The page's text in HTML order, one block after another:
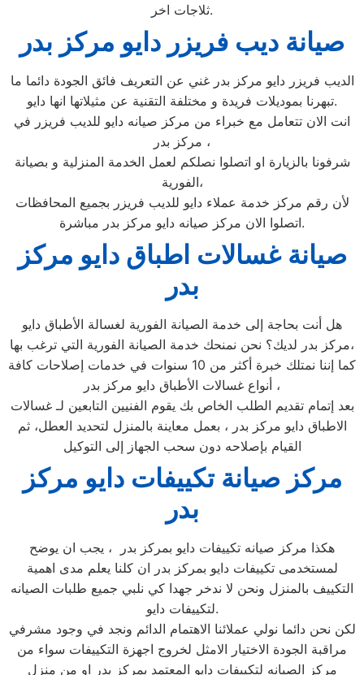
ثلاجات اخر.
صيانة ديب فريزر دايو مركز بدر
الديب فريزر دايو مركز بدر غني عن التعريف فائق الجودة دائما ما
تبهرنا بموديلات فريدة و مختلفة التقنية عن مثيلاتها انها دايو.
انت الان تتعامل مع خبراء من مركز صيانه دايو للديب فريزر في
مركز بدر ،
شرفونا بالزيارة او اتصلوا نصلكم لعمل الخدمة المنزلية و بصيانة
الفورية،
لأن رقم مركز خدمة عملاء دايو للديب فريزر بجميع المحافظات
اتصلوا الان مركز صيانه دايو مركز بدر مباشرة.
صيانة غسالات اطباق دايو مركز
بدر
هل أنت بحاجة إلى خدمة الصيانة الفورية لغسالة الأطباق دايو
مركز بدر لديك؟ نحن نمنحك خدمة الصيانة الفورية التي ترغب بها،
كما إننا نمتلك خبرة أكثر من 10 سنوات في خدمات إصلاحات كافة
أنواع غسالات الأطباق دايو مركز بدر ،
بعد إتمام تقديم الطلب الخاص بك يقوم الفنيين التابعين لـ غسالات
الاطباق دايو مركز بدر ، بعمل معاينة بالمنزل لتحديد العطل، ثم
القيام بإصلاحه دون سحب الجهاز إلى التوكيل
مركز صيانة تكييفات دايو مركز
بدر
هكذا مركز صيانه تكييفات دايو بمركز بدر ، يجب ان يوضح
لمستخدمى تكييفات دايو بمركز بدر ان كلنا يعلم مدى اهمية
التكييف بالمنزل ونحن لا ندخر جهدا كي نلبي جميع طلبات الصيانه
لتكييفات دايو.
لكن نحن دائما نولي عملائنا الاهتمام الدائم ونجد في وجود مشرفي
مراقبة الجودة الاختيار الامثل لخروج اجهزة التكييفات سواء من
مركز الصيانه لتكييفات دايو المعتمد بمركز بدر او من منزل